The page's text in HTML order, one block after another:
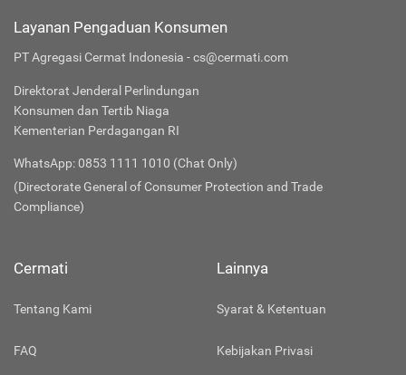
Layanan Pengaduan Konsumen
PT Agregasi Cermat Indonesia - cs@cermati.com
Direktorat Jenderal Perlindungan
Konsumen dan Tertib Niaga
Kementerian Perdagangan RI
WhatsApp: 0853 1111 1010 (Chat Only)
(Directorate General of Consumer Protection and Trade
Compliance)
Cermati
Tentang Kami
FAQ
Lainnya
Syarat & Ketentuan
Kebijakan Privasi